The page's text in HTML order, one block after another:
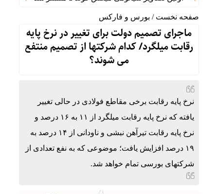
صفحه نخست / بورس و فارکس
ماجرای تصمیم دولت برای تغییر در نرخ پایه
رقابت میلگرد/ کدام شرکتها از تصمیم منتفع
می شوند؟
نرخ پایه رقابت برخی مقاطع فولادی در حالی تغییر
یافته که نرخ پایه‌ رقابت میلگرد از ۱۱ به ۱۶ درصد و
نرخ پایه رقابت تیرآهن نبشی و ناودانی از ۱۴ درصد به
۱۹ درصد افزایش یافت؛ موضوعی که به نفع تعدادی از
شرکتهای بورسی تمام خواهد شد.